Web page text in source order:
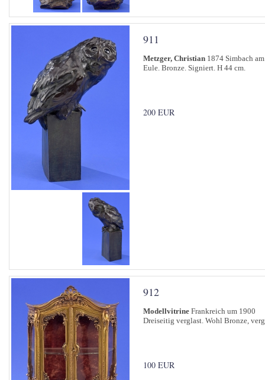
911
Metzger, Christian 1874 Simbach
Eule. Bronze. Signiert. H 44 cm.
200 EUR
912
Modellvitrine Frankreich um 1900
Dreiseitig verglast. Wohl Bronze,
100 EUR